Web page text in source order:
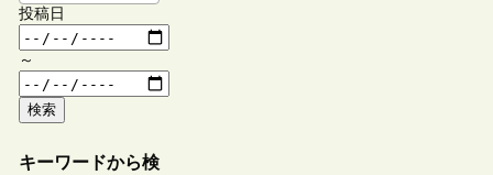
投稿日
～
検索
キーワードから検